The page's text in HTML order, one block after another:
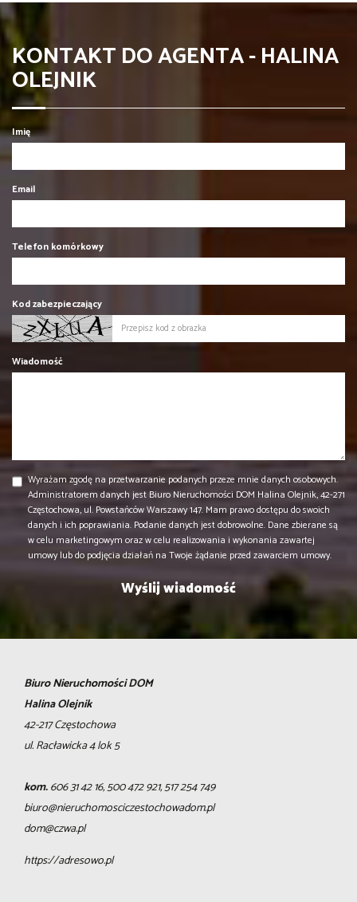
KONTAKT DO AGENTA - HALINA
OLEJNIK
Imię
Email
Telefon komórkowy
Kod zabezpieczający
Wiadomość
Wyrażam zgodę na przetwarzanie podanych przeze mnie danych osobowych.
Administratorem danych jest Biuro Nieruchomości DOM Halina Olejnik, 42-271
Częstochowa, ul. Powstańców Warszawy 147. Mam prawo dostępu do swoich
danych i ich poprawiania. Podanie danych jest dobrowolne. Dane zbierane są
w celu marketingowym oraz w celu realizowania i wykonania zawartej
umowy lub do podjęcia działań na Twoje żądanie przed zawarciem umowy.
Biuro Nieruchomości DOM
Halina Olejnik
42-217 Częstochowa
ul. Racławicka 4 lok 5
kom.606 31 42 16, 500 472 921, 517 254 749
biuro@nieruchomosciczestochowadom.pl
dom@czwa.pl
https://adresowo.pl